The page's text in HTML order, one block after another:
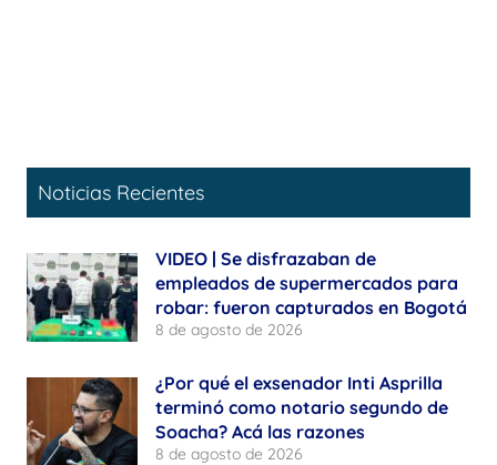
Noticias Recientes
VIDEO | Se disfrazaban de
empleados de supermercados para
robar: fueron capturados en Bogotá
8 de agosto de 2026
¿Por qué el exsenador Inti Asprilla
terminó como notario segundo de
Soacha? Acá las razones
8 de agosto de 2026